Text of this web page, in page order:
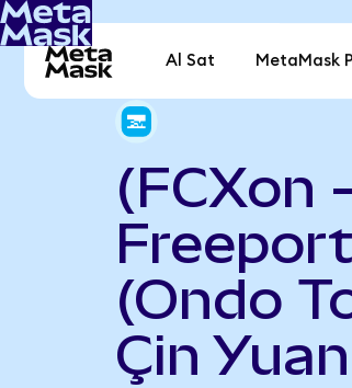
Al Sat MetaMask
(FCXon
(Ondo
Çin